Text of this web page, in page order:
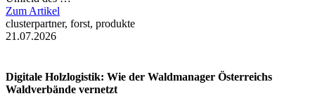
Zum Artikel
clusterpartner, forst, produkte
21.07.2026
Digitale Holzlogistik: Wie der Waldmanager Österreichs
Waldverbände vernetzt